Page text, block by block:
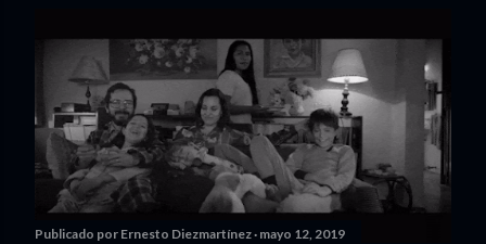
Publicado por Ernesto Diezmartínez mayo 12, 2019